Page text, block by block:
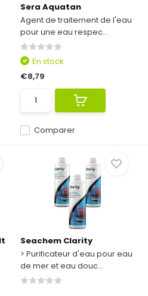
Sera Aquatan
Agent de traitement de l'eau
pour une eau respec...
Comparer
En stock
€8,79
Seachem Clarity
> Purificateur d'eau pour eau
de mer et eau douc...